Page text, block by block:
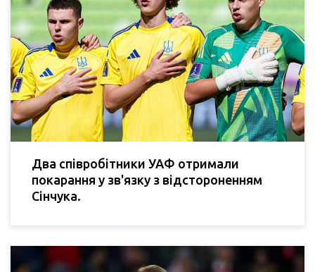
Два співробітники УАФ отримали
покарання у зв'язку з відстороненням
Сінчука.